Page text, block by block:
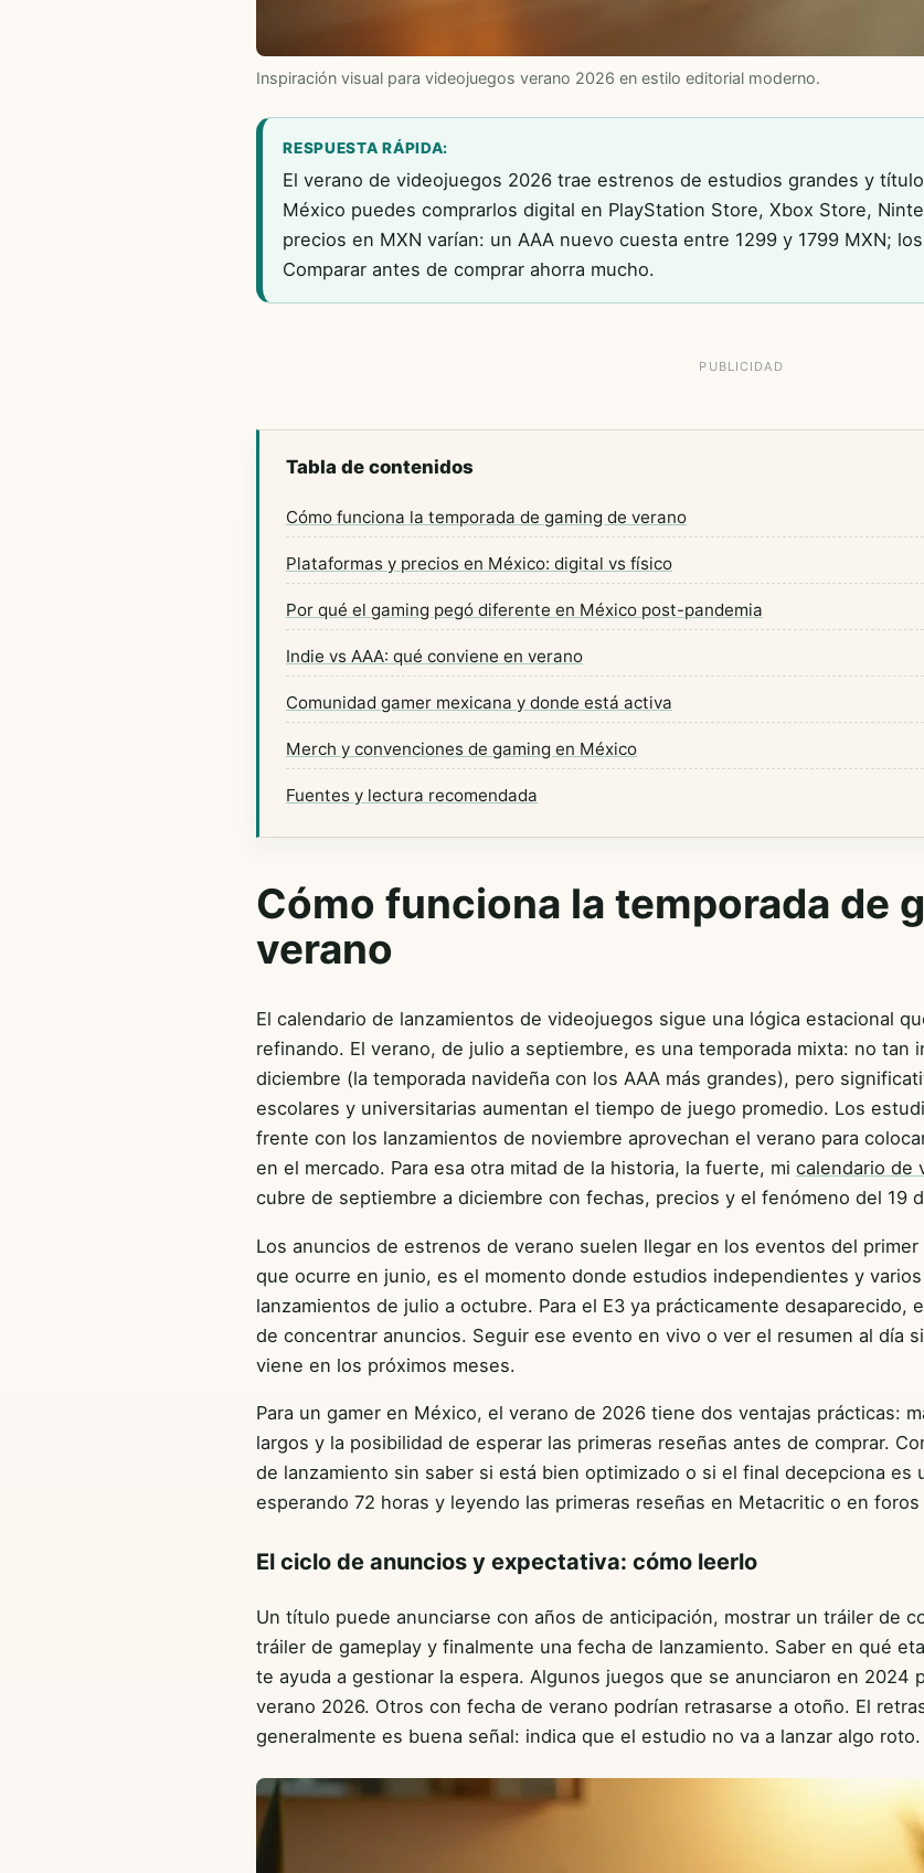
Inspiración visual para videojuegos verano 2026 en estilo editorial moderno.
RESPUESTA RÁPIDA:
El verano de videojuegos 2026 trae estrenos de estudios grandes y
México puedes comprarlos digital en PlayStation Store, Xbox Store,
precios en MXN varían: un AAA nuevo cuesta entre 1299 y 1799 MXN;
Comparar antes de comprar ahorra mucho.
Tabla de contenidos
Cómo funciona la temporada de gaming de verano
Plataformas y precios en México: digital vs físico
Por qué el gaming pegó diferente en México post-pandemia
Indie vs AAA: qué conviene en verano
Comunidad gamer mexicana y donde está activa
Merch y convenciones de gaming en México
Fuentes y lectura recomendada
Cómo funciona la temporada de
verano
El calendario de lanzamientos de videojuegos sigue una lógica estacional
refinando. El verano, de julio a septiembre, es una temporada mixta: no tan
diciembre (la temporada navideña con los AAA más grandes), pero
escolares y universitarias aumentan el tiempo de juego promedio. Los
frente con los lanzamientos de noviembre aprovechan el verano para
en el mercado. Para esa otra mitad de la historia, la fuerte, mi calendario de
cubre de septiembre a diciembre con fechas, precios y el fenómeno del 19
Los anuncios de estrenos de verano suelen llegar en los eventos del primer
que ocurre en junio, es el momento donde estudios independientes y
lanzamientos de julio a octubre. Para el E3 ya prácticamente desaparecido,
de concentrar anuncios. Seguir ese evento en vivo o ver el resumen al día
viene en los próximos meses.
Para un gamer en México, el verano de 2026 tiene dos ventajas prácticas:
largos y la posibilidad de esperar las primeras reseñas antes de comprar.
de lanzamiento sin saber si está bien optimizado o si el final decepciona es
esperando 72 horas y leyendo las primeras reseñas en Metacritic o en
El ciclo de anuncios y expectativa: cómo leerlo
Un título puede anunciarse con años de anticipación, mostrar un tráiler de
tráiler de gameplay y finalmente una fecha de lanzamiento. Saber en qué
te ayuda a gestionar la espera. Algunos juegos que se anunciaron en 2024
verano 2026. Otros con fecha de verano podrían retrasarse a otoño. El
generalmente es buena señal: indica que el estudio no va a lanzar algo roto.